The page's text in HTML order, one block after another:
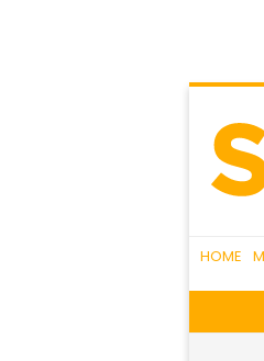
HOME